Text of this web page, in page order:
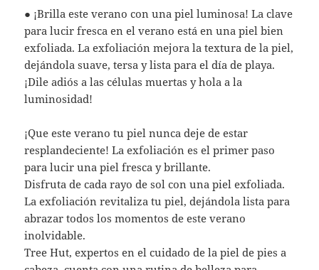
● ¡Brilla este verano con una piel luminosa! La clave
para lucir fresca en el verano está en una piel bien
exfoliada. La exfoliación mejora la textura de la piel,
dejándola suave, tersa y lista para el día de playa.
¡Dile adiós a las células muertas y hola a la
luminosidad!
¡Que este verano tu piel nunca deje de estar
resplandeciente! La exfoliación es el primer paso
para lucir una piel fresca y brillante.
Disfruta de cada rayo de sol con una piel exfoliada.
La exfoliación revitaliza tu piel, dejándola lista para
abrazar todos los momentos de este verano
inolvidable.
Tree Hut, expertos en el cuidado de la piel de pies a